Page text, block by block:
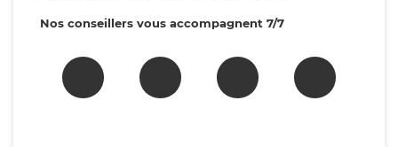
Nos conseillers vous accompagnent 7/7